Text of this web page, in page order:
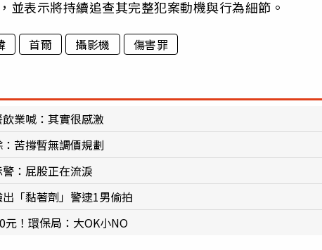
表示將持續追查其完整犯案動機與行為細節。
首爾 攝影機 傷害罪
業喊：其實很感激
苦撐暫無調價規劃
：屁股正在流淚
「黏著劑」警逮1男偷拍
！環保局：大OK小NO